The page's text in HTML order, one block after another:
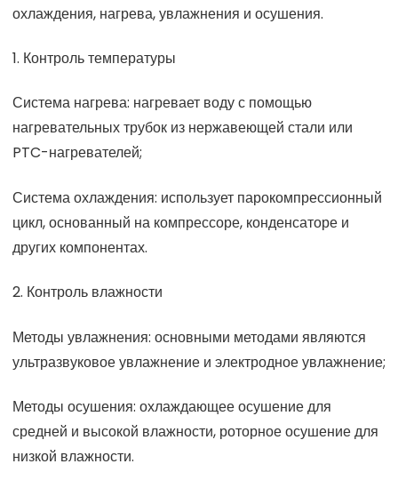
охлаждения, нагрева, увлажнения и осушения.
1. Контроль температуры
Система нагрева: нагревает воду с помощью
нагревательных трубок из нержавеющей стали или
PTC-нагревателей;
Система охлаждения: использует парокомпрессионный
цикл, основанный на компрессоре, конденсаторе и
других компонентах.
2. Контроль влажности
Методы увлажнения: основными методами являются
ультразвуковое увлажнение и электродное увлажнение;
Методы осушения: охлаждающее осушение для
средней и высокой влажности, роторное осушение для
низкой влажности.